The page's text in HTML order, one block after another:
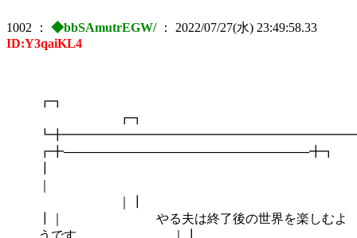
1002 ： ◆bbSAmutrEGW/： 2022/07/27(水) 23:49:58.33
ID:Y3qaiKL4
┏┓
┏╋────────────────────────────╋┓
┃｜ やる夫は終了後の世界を楽しむよ
うです ｜┃